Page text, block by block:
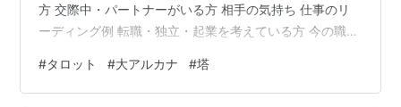
方 交際中・パートナーがいる方 相手の気持ち 仕事のリ
ーディング例 転職・独立・起業を考えている方 今の職場
ング例 片思い・新しい出会いを求めている方 交際中・パ
ートナーがいる方 相手の気持ち 仕事のリーディング例
#タロット #大アルカナ #塔